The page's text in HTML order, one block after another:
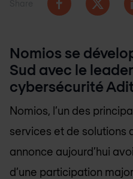
Nomios se
Sud avec le
cybersécurité
Nomios, l’un des
services et de solutions
annonce aujourd’hui
d’une participation